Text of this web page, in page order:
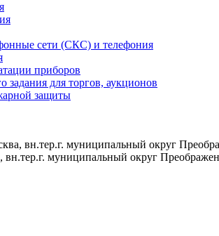
сети (СКС) и телефония
приборов
задания для торгов, аукционов
защиты
вн.тер.г. муниципальный округ
муниципальный округ